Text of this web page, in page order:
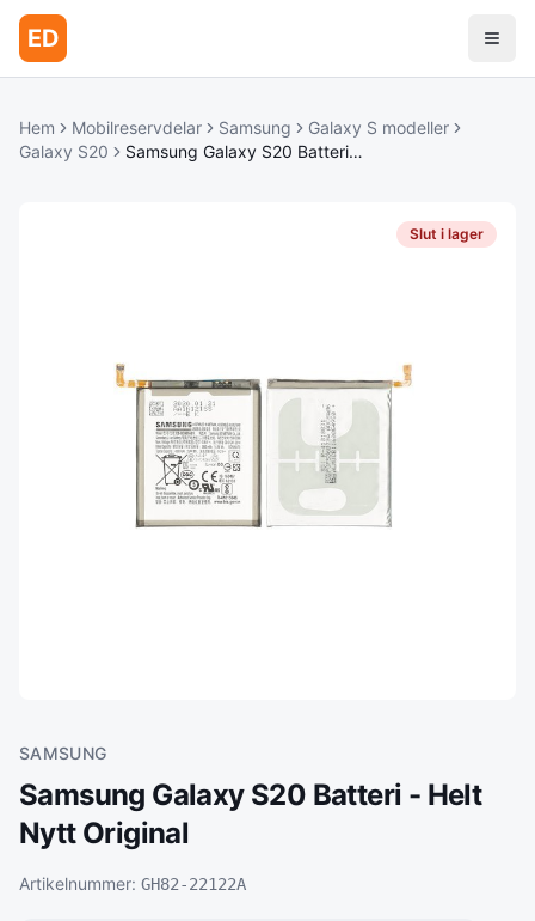
ED
Hem Mobilreservdelar Samsung
Galaxy S modeller
Galaxy S20
Samsung Galaxy S20 Batteri - Helt Nytt Original
Slut i lager
SAMSUNG
Samsung Galaxy S20 Batteri - Helt
Nytt Original
Artikelnummer: GH82-22122A